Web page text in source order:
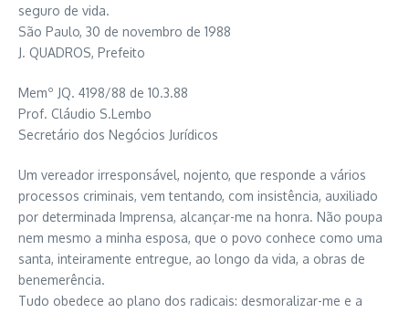
seguro de vida.
São Paulo, 30 de novembro de 1988
J. QUADROS, Prefeito
Memº JQ. 4198/88 de 10.3.88
Prof. Cláudio S.Lembo
Secretário dos Negócios Jurídicos
Um vereador irresponsável, nojento, que responde a vários
processos criminais, vem tentando, com insistência, auxiliado
por determinada Imprensa, alcançar-me na honra. Não poupa
nem mesmo a minha esposa, que o povo conhece como uma
santa, inteiramente entregue, ao longo da vida, a obras de
benemerência.
Tudo obedece ao plano dos radicais: desmoralizar-me e a